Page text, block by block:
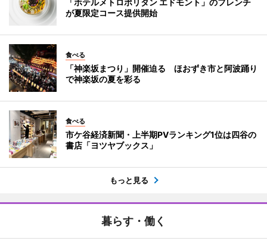
「ホテルメトロポリタン エドモント」のフレンチ
が夏限定コース提供開始
食べる
「神楽坂まつり」開催迫る ほおずき市と阿波踊り
で神楽坂の夏を彩る
食べる
市ケ谷経済新聞・上半期PVランキング1位は四谷の
書店「ヨツヤブックス」
もっと見る
暮らす・働く